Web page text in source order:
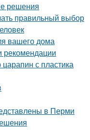
решения
правильный выбор
вашего дома
рекомендации
с пластика
в Перми